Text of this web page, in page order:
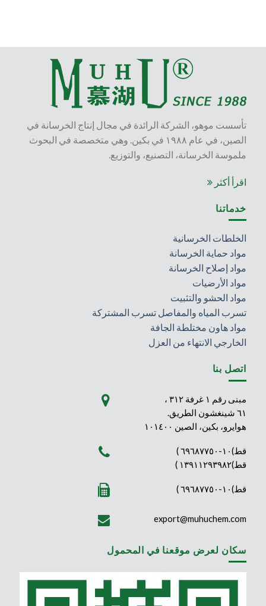
تأسست موهو، الشركة الرائدة في مجال إنتاج الخرسانة في
الصين، في عام ١٩٨٨ في بكين. وهي متخصصة في البحوث
ملموسة الخرسانة، التصنيع، والتوزيع.
اقرأ أكثر
خدماتنا
الخلطات الخرسانية
مواد حماية الخرسانة
مواد إصلاح الخرسانة
مواد الأرضيات
مواد الحشو والتثبيت
تسرب المياه والمفاصل تسرب المشتركة
مواد هاون مختلطة الجافة
الخارجي الانتهاء من العزل
اتصل بنا
مبنى رقم ١ غرفة ٣١٢ ،
٦١ شينغشون الطريق.
هوايرو، بكين، الصين ١٠١٤٠٠
قط)١٠-٦٩٦٨٧٧٥٠ )
قط)١٣٩١١٢٩٣٩٨٢ )
قط)١٠-٦٩٦٨٧٧٥٠ )
export@muhuchem.com
سكان لعرض موقعنا في المحمول